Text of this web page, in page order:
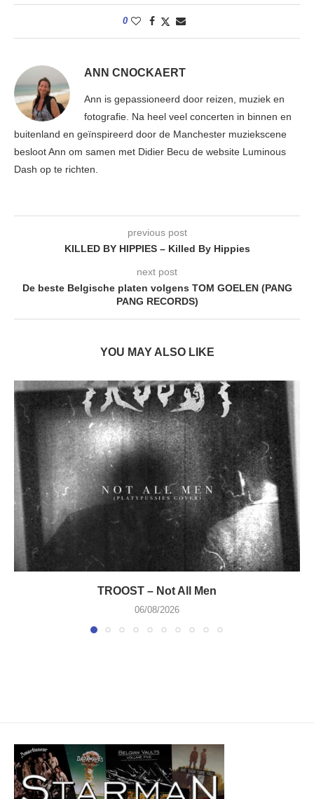
0
ANN CNOCKAERT
Ann is gepassioneerd door reizen, muziek en
fotografie. Na heel veel concerten in binnen en
buitenland en geïnspireerd door de Manchester muziekscene
besloot Ann om samen met Didier Becu de website Luminous
Dash op te richten.
previous post
KILLED BY HIPPIES – Killed By Hippies
next post
De beste Belgische platen volgens TOM GOELEN (PANG
PANG RECORDS)
YOU MAY ALSO LIKE
TROOST – Not All Men
06/08/2026